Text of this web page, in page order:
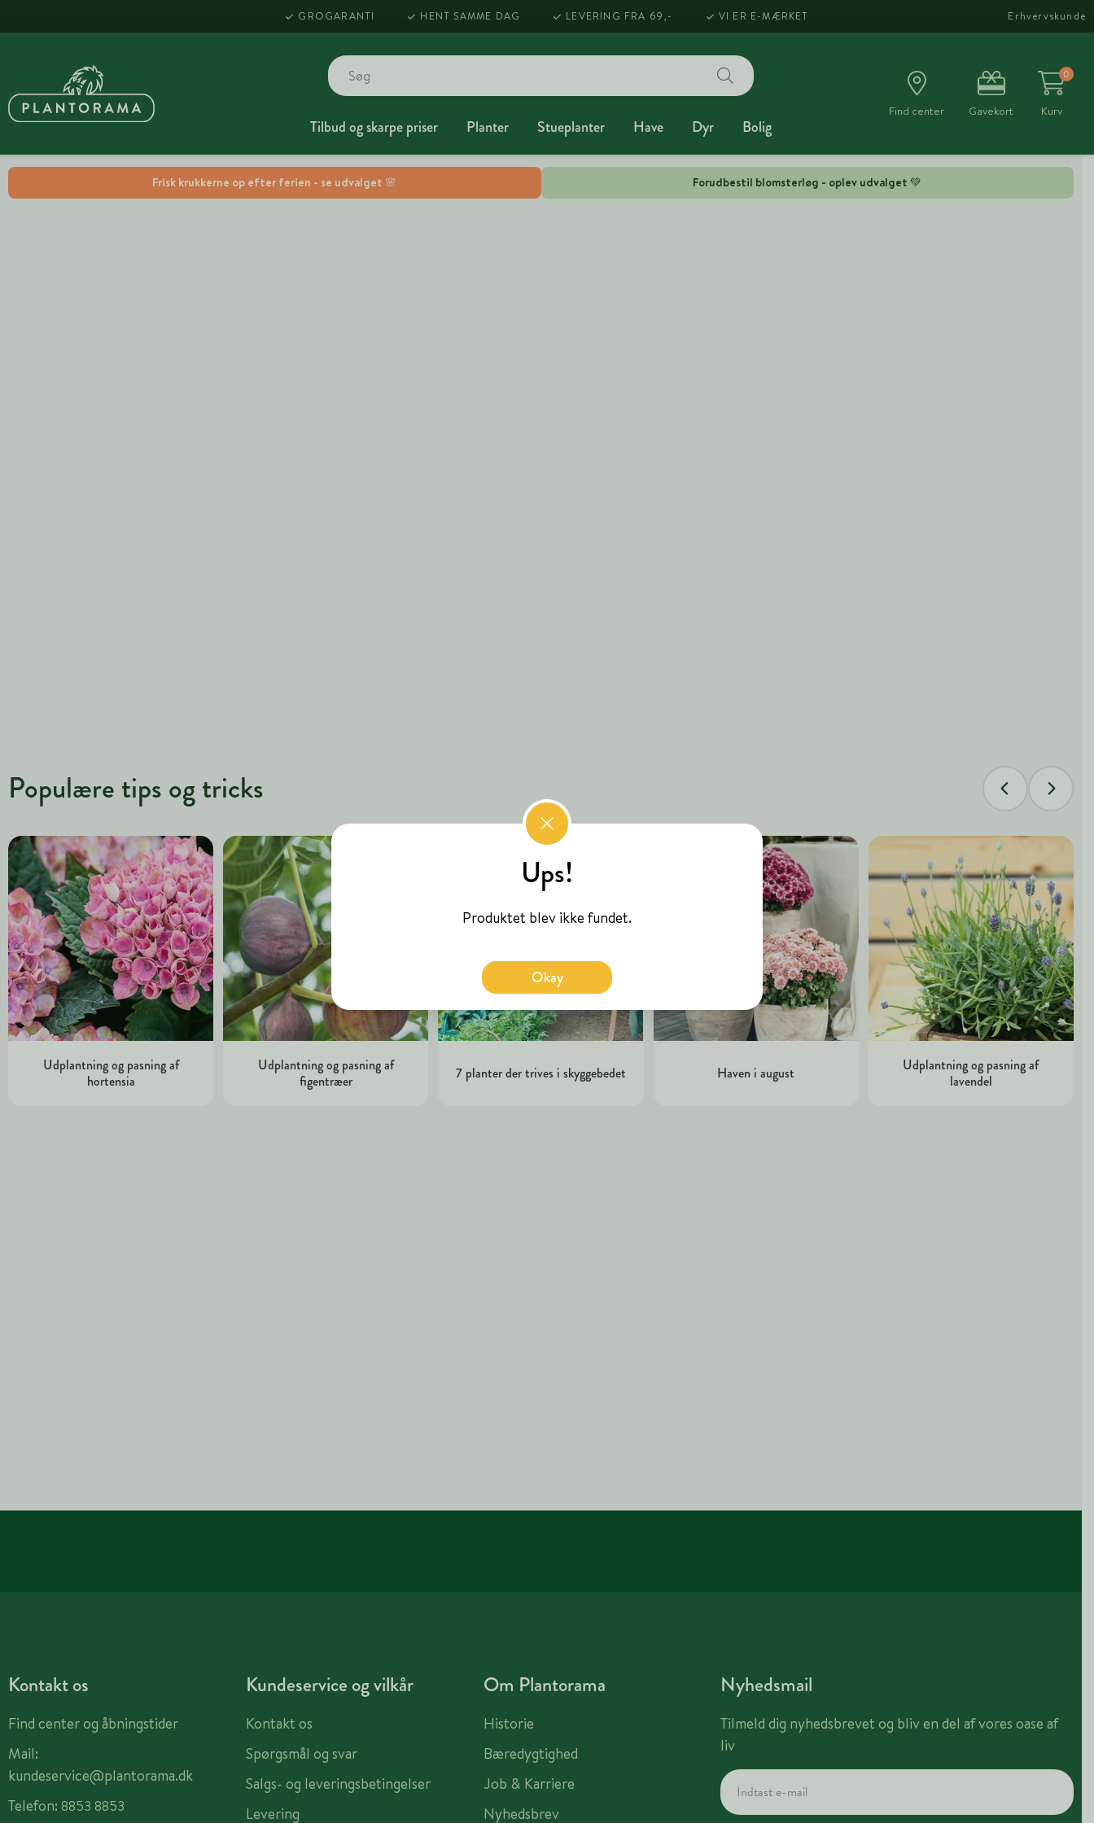
Frisk krukkerne op efter ferien - se udvalget 🌸 Forudbestil blomsterløg - oplev udvalget 💚
GROGARANTI HENT SAMME DAG LEVERING FRA 69,- VI ER E-MÆRKET Erhvervskunde
Tilbud og skarpe priser Planter Stueplanter Have Dyr Bolig
Find center Gavekort
0
Kurv
Populære tips og tricks
Udplantning og pasning af
hortensia
Udplantning og pasning af
figentræer
7 planter der trives i skyggebedet Haven i august
Udplantning og pasning af
lavendel
Kontakt os
Find center og åbningstider
Mail:
kundeservice@plantorama.dk
Telefon: 8853 8853
Kundeservice og vilkår
Kontakt os
Spørgsmål og svar
Salgs- og leveringsbetingelser
Levering
Om Plantorama
Historie
Bæredygtighed
Job & Karriere
Nyhedsbrev
Nyhedsmail
Tilmeld dig nyhedsbrevet og bliv en del af vores oase af
liv
Ups!
Produktet blev ikke fundet.
Okay